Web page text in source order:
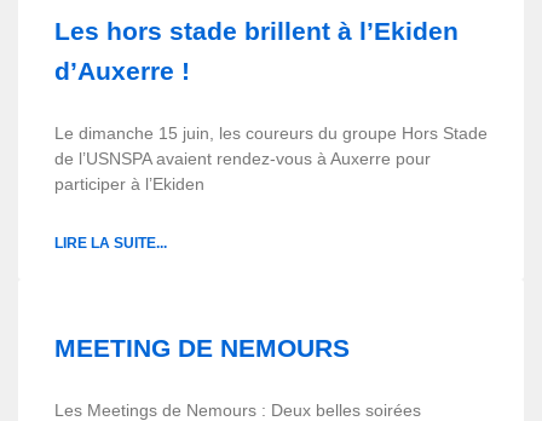
Les hors stade brillent à l’Ekiden
d’Auxerre !
Le dimanche 15 juin, les coureurs du groupe Hors Stade
de l’USNSPA avaient rendez-vous à Auxerre pour
participer à l’Ekiden
LIRE LA SUITE...
MEETING DE NEMOURS
Les Meetings de Nemours : Deux belles soirées